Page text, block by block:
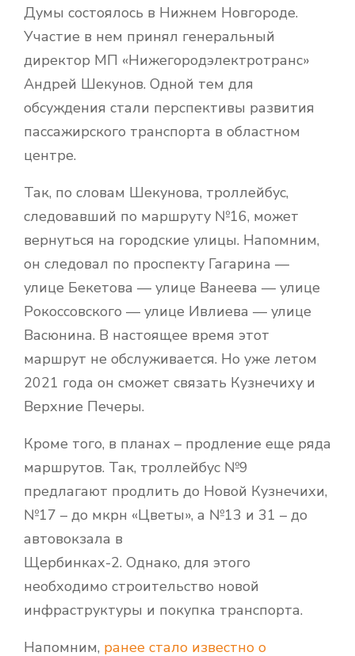
Думы состоялось в Нижнем Новгороде.
Участие в нем принял генеральный
директор МП «Нижегородэлектротранс»
Андрей Шекунов. Одной тем для
обсуждения стали перспективы развития
пассажирского транспорта в областном
центре.
Так, по словам Шекунова, троллейбус,
следовавший по маршруту №16, может
вернуться на городские улицы. Напомним,
он следовал по проспекту Гагарина —
улице Бекетова — улице Ванеева — улице
Рокоссовского — улице Ивлиева — улице
Васюнина. В настоящее время этот
маршрут не обслуживается. Но уже летом
2021 года он сможет связать Кузнечиху и
Верхние Печеры.
Кроме того, в планах – продление еще ряда
маршрутов. Так, троллейбус №9
предлагают продлить до Новой Кузнечихи,
№17 – до мкрн «Цветы», а №13 и 31 – до
автовокзала в
Щербинках-2. Однако, для этого
необходимо строительство новой
инфраструктуры и покупка транспорта.
Напомним, ранее стало известно о